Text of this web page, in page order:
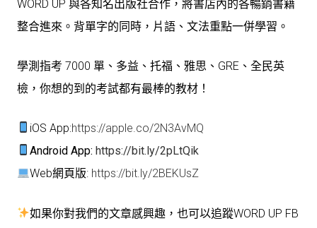
WORD UP 與各知名出版社合作，將書店內的各暢銷書籍
整合進來。背單字的同時，片語、文法重點一併學習。
學測指考 7000 單、多益、托福、雅思、GRE、全民英
檢，你想的到的考試都有最棒的教材！
iOS App:https://apple.co/2N3AvMQ
Android App:https://bit.ly/2pLtQik
Web網頁版: https://bit.ly/2BEKUsZ
如果你對我們的文章感興趣，也可以追蹤WORD UP FB